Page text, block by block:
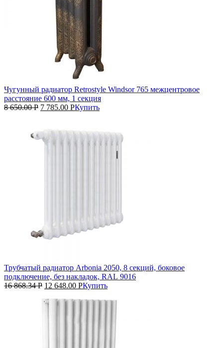
Чугунный радиатор Retrostyle Windsor 765 межцентровое
расстояние 600 мм, 1 секция
8 650.00Р 7 785.00 РКупить
Трубчатый радиатор Arbonia 2050, 8 секций, боковое
подключение, без накладок, RAL 9016
16 868.34Р 12 648.00 РКупить